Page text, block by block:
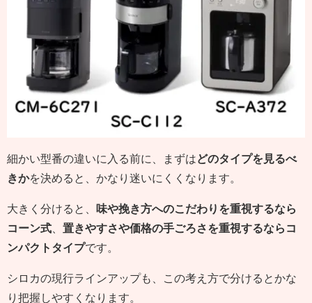
細かい型番の違いに入る前に、まずはどのタイプを見るべ
きかを決めると、かなり迷いにくくなります。
大きく分けると、
味や挽き方へのこだわりを重視するなら
コーン式
置きやすさや価格の手ごろさを重視するならコ
ンパクトタイプです。
シロカの現行ラインアップも、この考え方で分けるとかな
り把握しやすくなります。